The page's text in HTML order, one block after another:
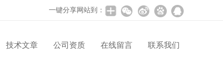
一键分享网站到：
技术文章 公司资质 在线留言 联系我们